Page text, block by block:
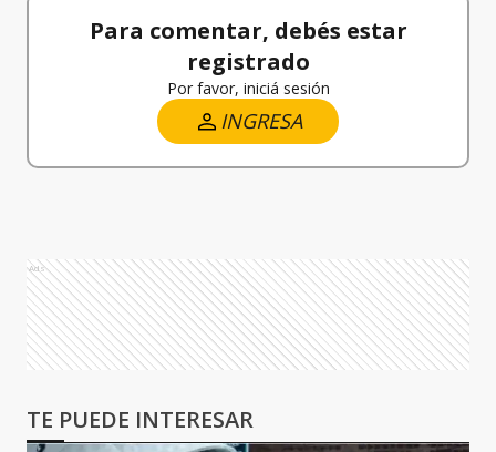
Para comentar, debés estar
registrado
Por favor, iniciá sesión
INGRESA
Ads
TE PUEDE INTERESAR